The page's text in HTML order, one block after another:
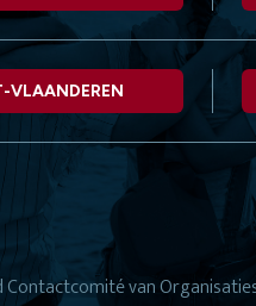
VLAANDEREN
Contactcomité van